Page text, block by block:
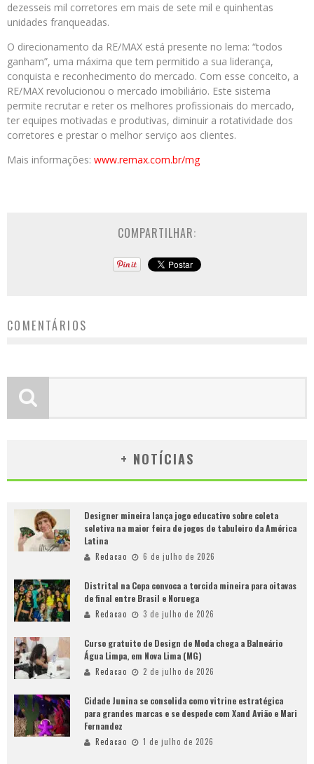
dezesseis mil corretores em mais de sete mil e quinhentas
unidades franqueadas.
O direcionamento da RE/MAX está presente no lema: “todos
ganham”, uma máxima que tem permitido a sua liderança,
conquista e reconhecimento do mercado. Com esse conceito, a
RE/MAX revolucionou o mercado imobiliário. Este sistema
permite recrutar e reter os melhores profissionais do mercado,
ter equipes motivadas e produtivas, diminuir a rotatividade dos
corretores e prestar o melhor serviço aos clientes.
Mais informações: www.remax.com.br/mg
COMPARTILHAR:
COMENTÁRIOS
+ NOTÍCIAS
Designer mineira lança jogo educativo sobre coleta
seletiva na maior feira de jogos de tabuleiro da América
Latina
Redacao 6 de julho de 2026
Distrital na Copa convoca a torcida mineira para oitavas
de final entre Brasil e Noruega
Redacao 3 de julho de 2026
Curso gratuito de Design de Moda chega a Balneário
Água Limpa, em Nova Lima (MG)
Redacao 2 de julho de 2026
Cidade Junina se consolida como vitrine estratégica
para grandes marcas e se despede com Xand Avião e Mari
Fernandez
Redacao 1 de julho de 2026